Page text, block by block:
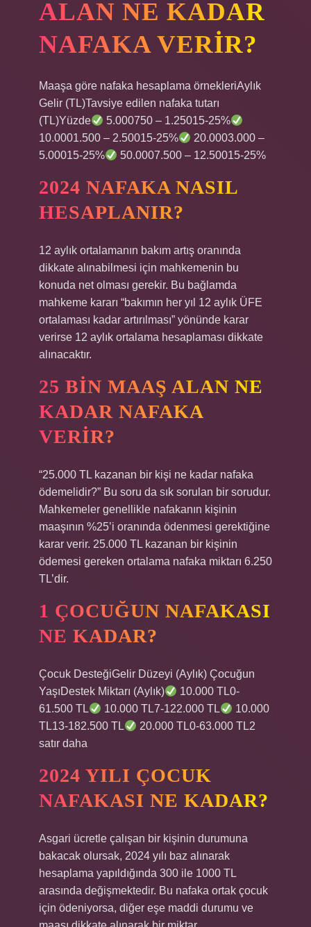
ALAN NE KADAR
NAFAKA VERIR?
Maaşa göre nafaka hesaplama örnekleriAylık
Gelir (TL)Tavsiye edilen nafaka tutarı
(TL)Yüzde
5.000750 – 1.25015-25%
10.0001.500 – 2.50015-25%
20.0003.000 –
5.00015-25%
50.0007.500 – 12.50015-25%
2024 NAFAKA NASIL
HESAPLANIR?
12 aylık ortalamanın bakım artış oranında
dikkate alınabilmesi için mahkemenin bu
konuda net olması gerekir. Bu bağlamda
mahkeme kararı “bakımın her yıl 12 aylık ÜFE
ortalaması kadar artırılması” yönünde karar
verirse 12 aylık ortalama hesaplaması dikkate
alınacaktır.
25 BIN MAAŞ ALAN NE
KADAR NAFAKA
VERIR?
“25.000 TL kazanan bir kişi ne kadar nafaka
ödemelidir?” Bu soru da sık sorulan bir sorudur.
Mahkemeler genellikle nafakanın kişinin
maaşının %25’i oranında ödenmesi gerektiğine
karar verir. 25.000 TL kazanan bir kişinin
ödemesi gereken ortalama nafaka miktarı 6.250
TL’dir.
1 ÇOCUĞUN NAFAKASI
NE KADAR?
Çocuk DesteğiGelir Düzeyi (Aylık) Çocuğun
YaşıDestek Miktarı (Aylık)
10.000 TL0-
61.500 TL
10.000 TL7-122.000 TL
10.000
TL13-182.500 TL
20.000 TL0-63.000 TL2
satır daha
2024 YILI ÇOCUK
NAFAKASI NE KADAR?
Asgari ücretle çalışan bir kişinin durumuna
bakacak olursak, 2024 yılı baz alınarak
hesaplama yapıldığında 300 ile 1000 TL
arasında değişmektedir. Bu nafaka ortak çocuk
için ödeniyorsa, diğer eşe maddi durumu ve